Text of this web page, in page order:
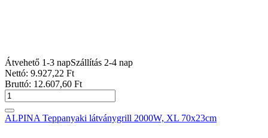
Átvehető 1-3 napSzállítás 2-4 nap
Nettó: 9.927,22 Ft
Bruttó: 12.607,60 Ft
ALPINA Teppanyaki látványgrill 2000W, XL 70x23cm